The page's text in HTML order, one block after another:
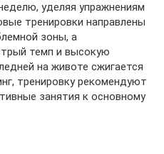
уделяя упражнениям
тренировки направлены
зоны, а
темп и высокую
на животе сжигается
тренировку рекомендуют
занятия к основному